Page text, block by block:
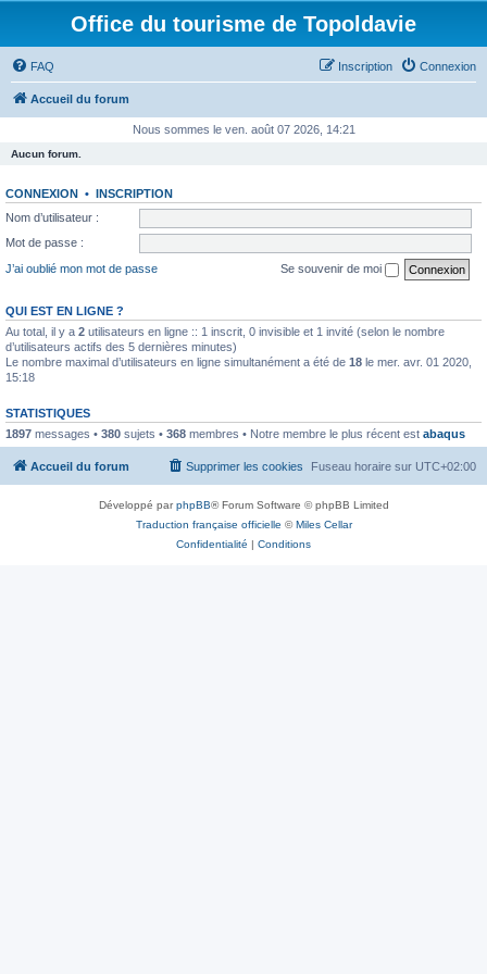
Office du tourisme de Topoldavie
FAQ Connexion
Inscription
Accueil du forum
Nous sommes le ven. août 07 2026, 14:21
Aucun forum.
CONNEXION • INSCRIPTION
Nom d’utilisateur :
Mot de passe :
J’ai oublié mon mot de passe
Se souvenir de moi
QUI EST EN LIGNE ?
Au total, il y a 2 utilisateurs en ligne :: 1 inscrit, 0 invisible et 1 invité (selon le nombre
d’utilisateurs actifs des 5 dernières minutes)
Le nombre maximal d’utilisateurs en ligne simultanément a été de 18 le mer. avr. 01 2020,
15:18
STATISTIQUES
1897 messages • 380 sujets • 368 membres • Notre membre le plus récent est abaqus
Accueil du forum Fuseau horaire sur UTC+02:00
Supprimer les cookies
Développé parphpBB® Forum Software © phpBB Limited
Traduction française officielle ©Miles Cellar
Confidentialité | Conditions